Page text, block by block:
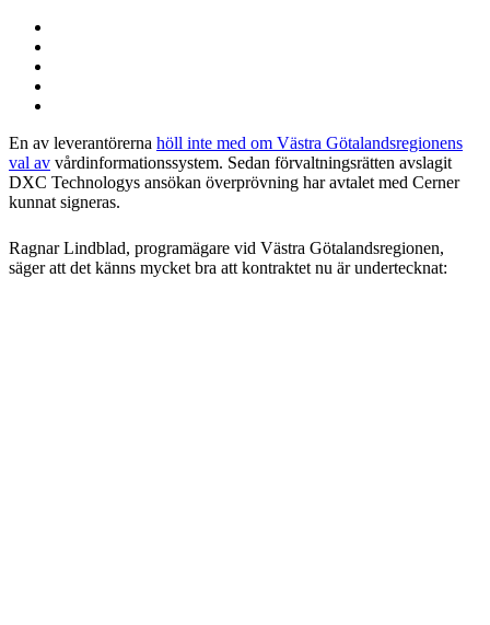
En av leverantörerna höll inte med om Västra Götalandsregionens
val av vårdinformationssystem. Sedan förvaltningsrätten avslagit
DXC Technologys ansökan överprövning har avtalet med Cerner
kunnat signeras.
Ragnar Lindblad, programägare vid Västra Götalandsregionen,
säger att det känns mycket bra att kontraktet nu är undertecknat: